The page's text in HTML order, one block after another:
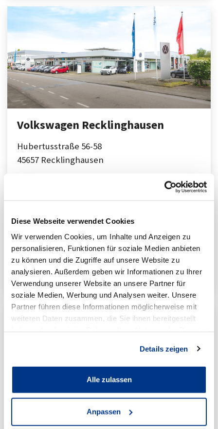
Diese Webseite verwendet Cookies
Wir verwenden Cookies, um Inhalte und Anzeigen zu
personalisieren, Funktionen für soziale Medien anbieten
zu können und die Zugriffe auf unsere Website zu
analysieren. Außerdem geben wir Informationen zu Ihrer
Verwendung unserer Website an unsere Partner für
soziale Medien, Werbung und Analysen weiter. Unsere
Partner führen diese Informationen möglicherweise mit
weiteren Daten zusammen, die Sie ihnen bereitgestellt
Details zeigen
Alle zulassen
Anpassen
Volkswagen Recklinghausen
Hubertusstraße 56-58
45657 Recklinghausen
Online-Terminvereinbarung NFZ
zur Standortseite
Volkswagen Schwerte